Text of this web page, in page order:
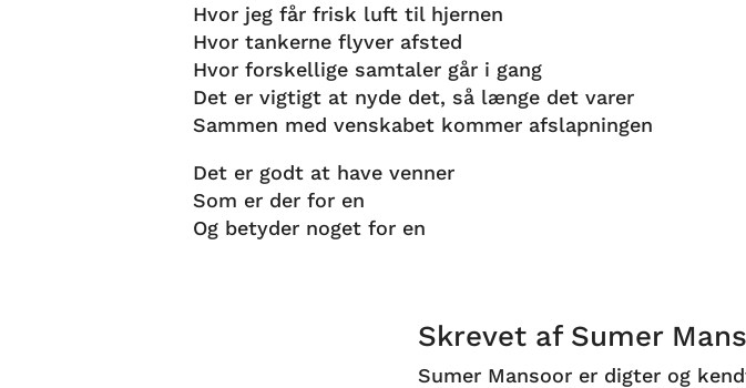
Hvor jeg får frisk luft til hjernen
Hvor tankerne flyver afsted
Hvor forskellige samtaler går i gang
Det er vigtigt at nyde det, så længe det varer
Sammen med venskabet kommer afslapningen
Det er godt at have venner
Som er der for en
Og betyder noget for en
Skrevet af Sumer
Sumer Mansoor er digter og